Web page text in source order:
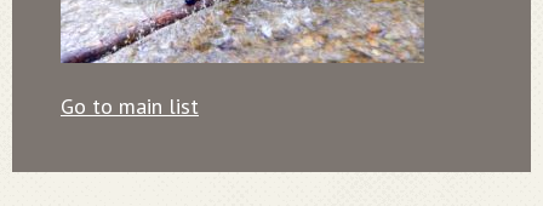
Go to main list